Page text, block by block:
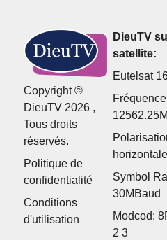
Copyright ©
DieuTV 2026 ,
Tous droits
réservés.
Politique de
confidentialité
Conditions
d'utilisation
DieuTV
satellite:
Eutelsat
horizontale
Symbol
30MBaud
Modcod:
2 3